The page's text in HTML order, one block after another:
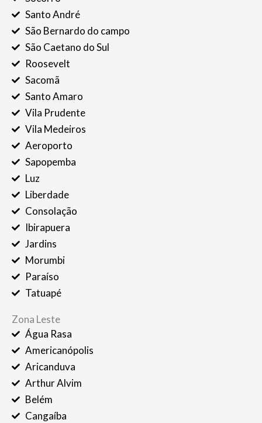
Santo André
São Bernardo do campo
São Caetano do Sul
Roosevelt
Sacomã
Santo Amaro
Vila Prudente
Vila Medeiros
Aeroporto
Sapopemba
Luz
Liberdade
Consolação
Ibirapuera
Jardins
Morumbi
Paraíso
Tatuapé
Zona Leste
Água Rasa
Americanópolis
Aricanduva
Arthur Alvim
Belém
Cangaíba